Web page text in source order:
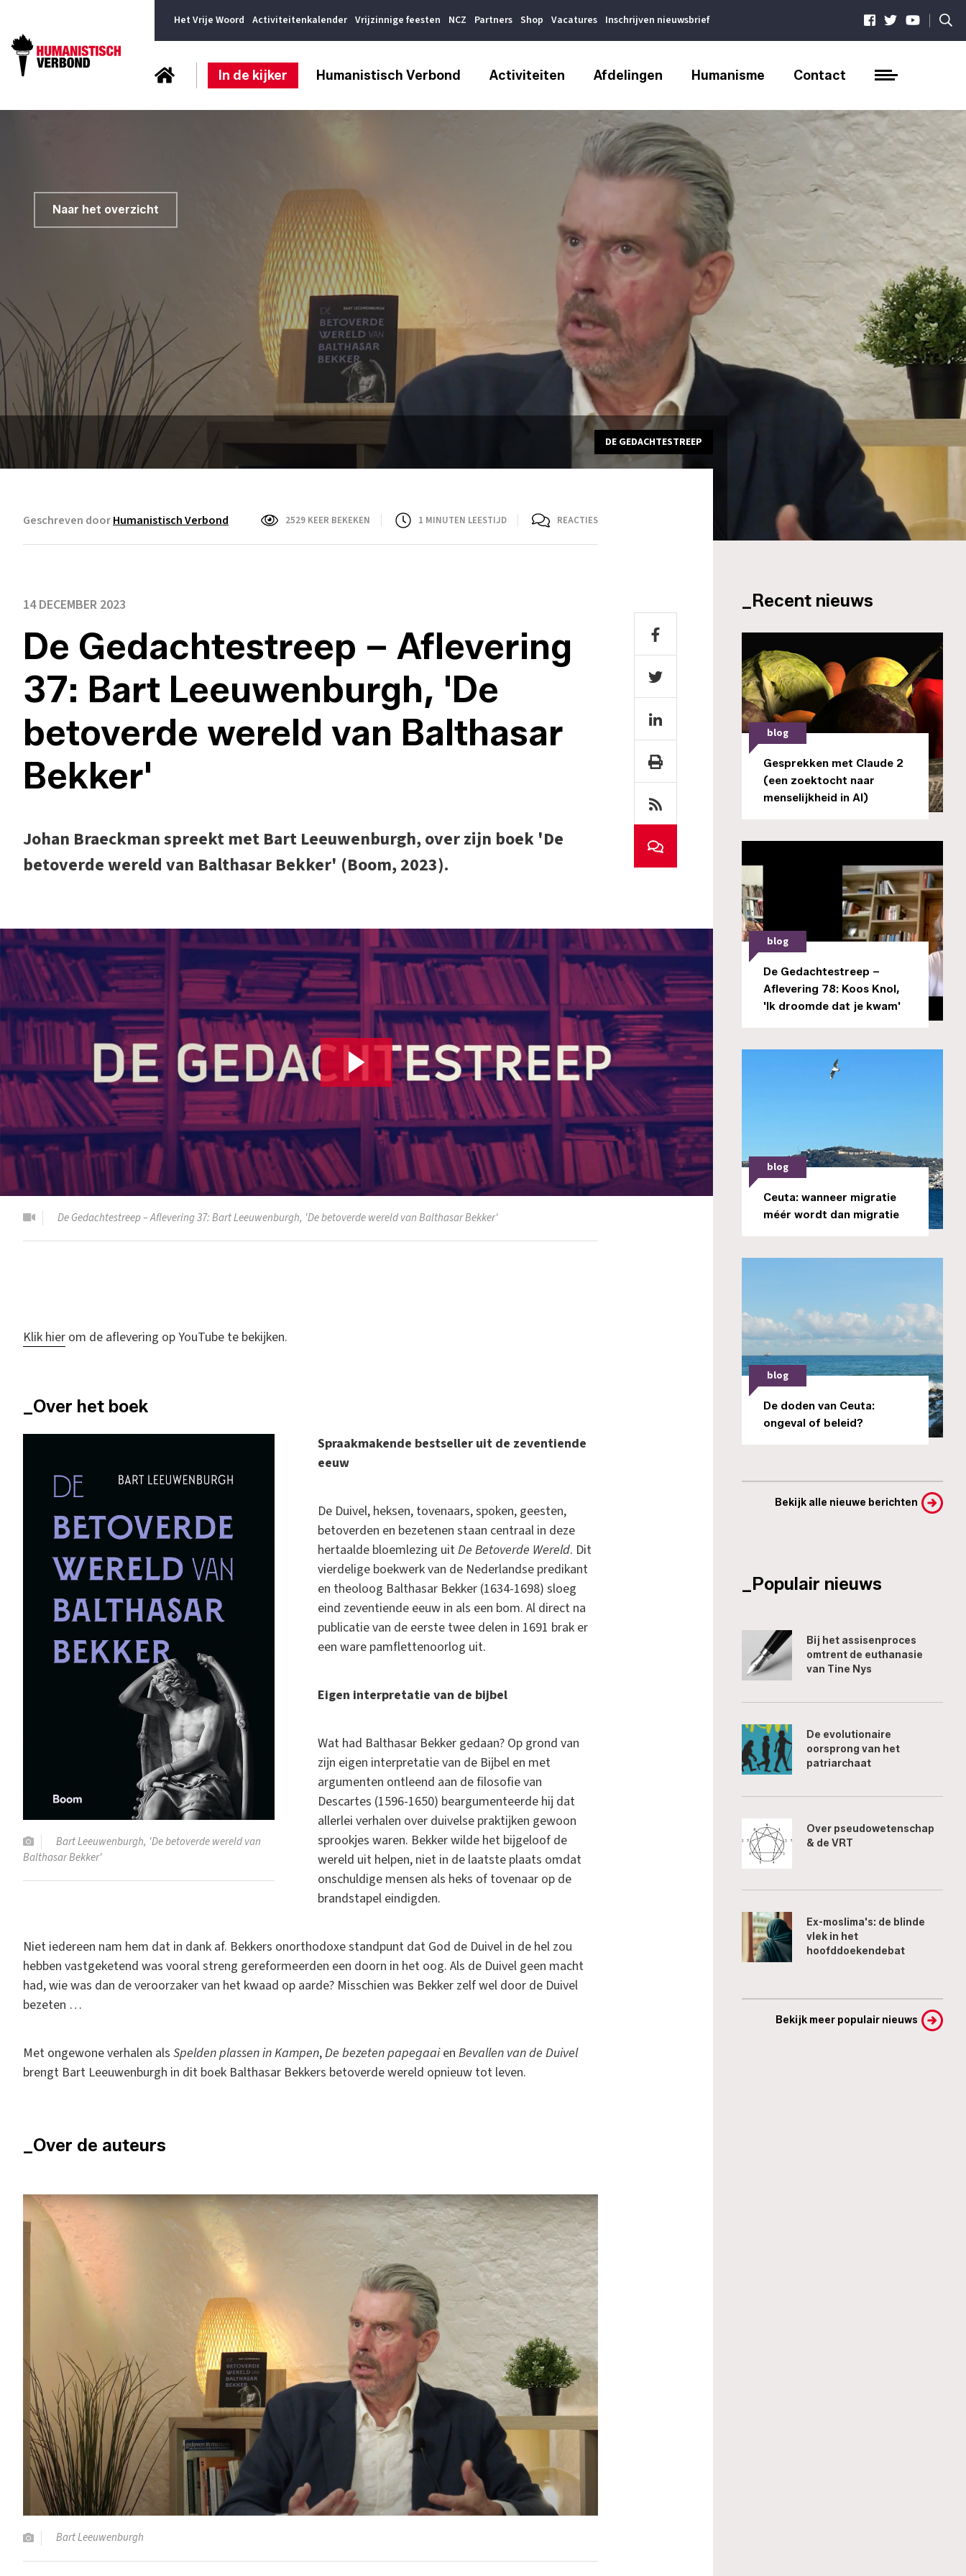
Het Vrije Woord Activiteitenkalender Vrijzinnige feesten NCZ Partners Shop Vacatures Inschrijven nieuwsbrief |
In de kijker Humanistisch Verbond Activiteiten Afdelingen Humanisme Contact
Naar het overzicht
DE GEDACHTESTREEP
Geschreven doorHumanistisch Verbond 2529 KEER BEKEKEN 1 MINUTEN LEESTIJD REACTIES
14 DECEMBER 2023
De Gedachtestreep – Aflevering
37: Bart Leeuwenburgh, 'De
betoverde wereld van Balthasar
Bekker'
Johan Braeckman spreekt met Bart Leeuwenburgh, over zijn boek 'De
betoverde wereld van Balthasar Bekker' (Boom, 2023).
De Gedachtestreep – Aflevering 37: Bart Leeuwenburgh, 'De betoverde wereld van Balthasar Bekker'
Klik hier om de aflevering op YouTube te bekijken.
_Over het boek
Bart Leeuwenburgh, 'De betoverde wereld van
Balthasar Bekker'
Spraakmakende bestseller uit de zeventiende
eeuw
De Duivel, heksen, tovenaars, spoken, geesten,
betoverden en bezetenen staan centraal in deze
hertaalde bloemlezing uitDe Betoverde Wereld. Dit
vierdelige boekwerk van de Nederlandse predikant
en theoloog Balthasar Bekker (1634-1698) sloeg
eind zeventiende eeuw in als een bom. Al direct na
publicatie van de eerste twee delen in 1691 brak er
een ware pamflettenoorlog uit.
Eigen interpretatie van de bijbel
Wat had Balthasar Bekker gedaan? Op grond van
zijn eigen interpretatie van de Bijbel en met
argumenten ontleend aan de filosofie van
Descartes (1596-1650) beargumenteerde hij dat
allerlei verhalen over duivelse praktijken gewoon
sprookjes waren. Bekker wilde het bijgeloof de
wereld uit helpen, niet in de laatste plaats omdat
onschuldige mensen als heks of tovenaar op de
brandstapel eindigden.
Niet iedereen nam hem dat in dank af. Bekkers onorthodoxe standpunt dat God de Duivel in de hel zou
hebben vastgeketend was vooral streng gereformeerden een doorn in het oog. Als de Duivel geen macht
had, wie was dan de veroorzaker van het kwaad op aarde? Misschien was Bekker zelf wel door de Duivel
bezeten …
Met ongewone verhalen als Spelden plassen in Kampen,De bezeten papegaaien Bevallen van de Duivel
brengt Bart Leeuwenburgh in dit boek Balthasar Bekkers betoverde wereld opnieuw tot leven.
_Over de auteurs
Bart Leeuwenburgh
_Recent nieuws
blog
Gesprekken met Claude 2
(een zoektocht naar
menselijkheid in AI)
blog
De Gedachtestreep –
Aflevering 78: Koos Knol,
'Ik droomde dat je kwam'
blog
Ceuta: wanneer migratie
méér wordt dan migratie
blog
De doden van Ceuta:
ongeval of beleid?
Bekijk alle nieuwe berichten
_Populair nieuws
Bij het assisenproces
omtrent de euthanasie
van Tine Nys
De evolutionaire
oorsprong van het
patriarchaat
Over pseudowetenschap
& de VRT
Ex-moslima's: de blinde
vlek in het
hoofddoekendebat
Bekijk meer populair nieuws